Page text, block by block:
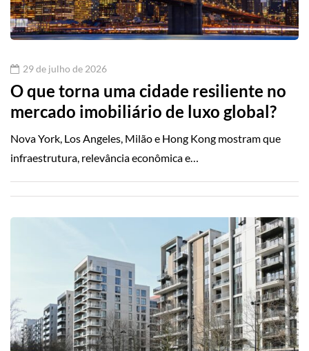
29 de julho de 2026
O que torna uma cidade resiliente no
mercado imobiliário de luxo global?
Nova York, Los Angeles, Milão e Hong Kong mostram que
infraestrutura, relevância econômica e…